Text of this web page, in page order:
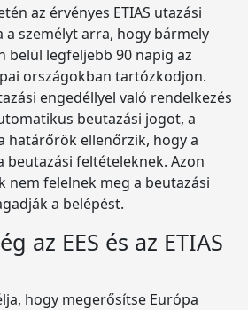
az érvényes ETIAS utazási
a személyt arra, hogy bármely
belül legfeljebb 90 napig az
országokban tartózkodjon.
engedéllyel való rendelkezés
beutazási jogot, a
határőrök ellenőrzik, hogy a
beutazási feltételeknek. Azon
nem felelnek meg a beutazási
a belépést.
az EES és az ETIAS
hogy megerősítse Európa